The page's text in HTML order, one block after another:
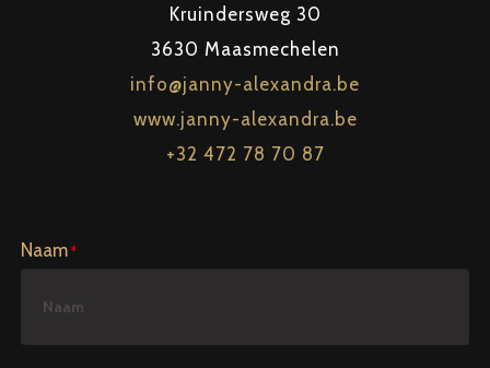
Kruindersweg 30
3630 Maasmechelen
info@janny-alexandra.be
www.janny-alexandra.be
+32 472 78 70 87
Naam